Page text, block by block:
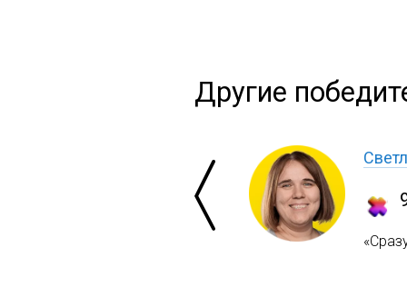
Другие